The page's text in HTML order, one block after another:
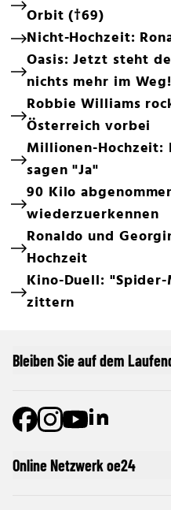
Orbit (†69)
Nicht-Hochzeit:
Oasis: Jetzt steht
nichts mehr im Weg!
Robbie Williams
Österreich vorbei
Millionen-Hochzeit:
sagen "Ja"
90 Kilo
wiederzuerkennen
Ronaldo und
Hochzeit
Kino-Duell:
zittern
Online Netzwerk oe24
Bleiben Sie auf dem